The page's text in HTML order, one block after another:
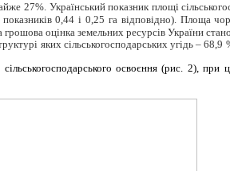
27%. Український показник площі
0,44 і 0,25 га відповідно). Площа
оцінка земельних ресурсів України
яких сільськогосподарських угідь –
освоєння (рис. 2),